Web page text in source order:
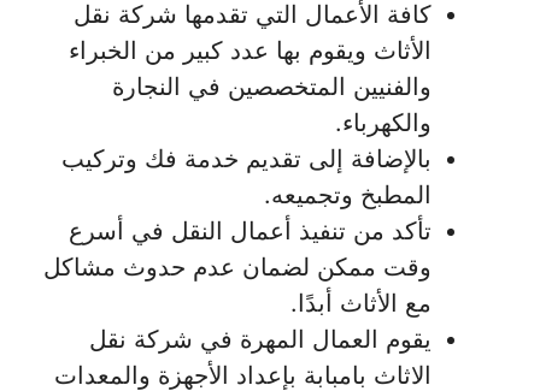
كافة الأعمال التي تقدمها شركة نقل
الأثاث ويقوم بها عدد كبير من الخبراء
والفنيين المتخصصين في النجارة
والكهرباء.
بالإضافة إلى تقديم خدمة فك وتركيب
المطبخ وتجميعه.
تأكد من تنفيذ أعمال النقل في أسرع
وقت ممكن لضمان عدم حدوث مشاكل
مع الأثاث أبدًا.
يقوم العمال المهرة في شركة نقل
الاثاث بامبابة بإعداد الأجهزة والمعدات